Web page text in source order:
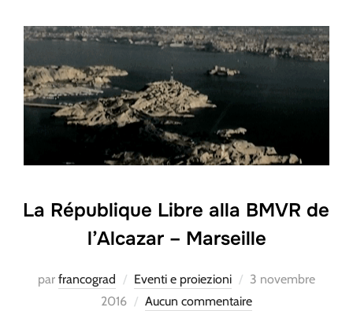
La République Libre alla BMVR de
l’Alcazar – Marseille
par francograd Eventi e proiezioni
Publié
le
3 novembre
2016
Aucun commentaire